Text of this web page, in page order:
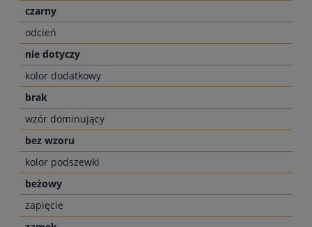
czarny
odcień
nie dotyczy
kolor dodatkowy
brak
wzór dominujący
bez wzoru
kolor podszewki
beżowy
zapięcie